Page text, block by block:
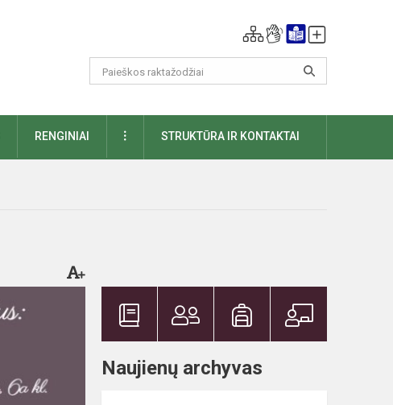
RENGINIAI DAUGIAUSTRUKTŪRA IR KONTAKTAI
Naujienų archyvas